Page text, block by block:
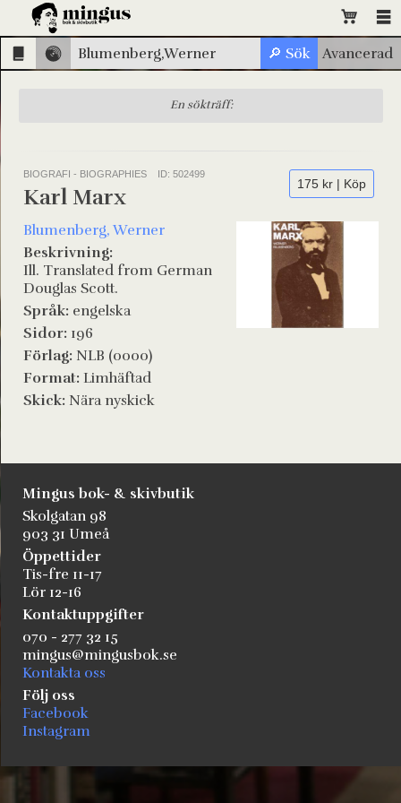
En sökträff:
BIOGRAFI - BIOGRAPHIES ID: 502499
175 kr | Köp
Karl Marx
Blumenberg, Werner
Beskrivning:
Ill. Translated from German
Douglas Scott.
Språk: engelska
Sidor: 196
Förlag: NLB (0000)
Format: Limhäftad
Skick: Nära nyskick
Mingus bok- & skivbutik
Skolgatan 98
903 31 Umeå
Öppettider
Tis-fre 11-17
Lör 12-16
Kontaktuppgifter
070 - 277 32 15
mingus@mingusbok.se
Kontakta oss
Följ oss
Facebook
Instagram